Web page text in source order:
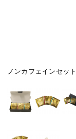
ノンカフェインセット